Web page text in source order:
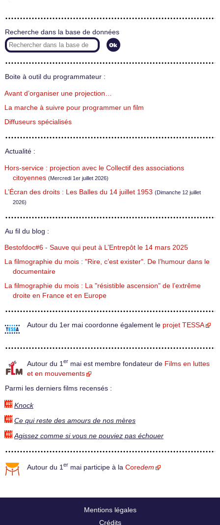
Recherche dans la base de données
Boite à outil du programmateur :
Avant d’organiser une projection…
La marche à suivre pour programmer un film
Diffuseurs spécialisés
Actualité :
Hors-service : projection avec le Collectif des associations
citoyennes (Mercredi 1er juillet 2026)
L’Écran des droits : Les Balles du 14 juillet 1953 (Dimanche 12 juillet
2026)
Au fil du blog :
Bestofdoc#6 - Sauve qui peut à L’Entrepôt le 14 mars 2025
La filmographie du mois : "Rire, c’est exister". De l’humour dans le
documentaire
La filmographie du mois : La "résistible ascension" de l’extrême
droite en France et en Europe
Autour du 1er mai coordonne également le projet TESSA
Autour du 1 er mai est membre fondateur de Films en luttes
et en mouvements
Parmi les derniers films recensés :
Knock
Ce qui reste des amours de nos mères
Agissez comme si vous ne pouviez pas échouer
Autour du 1 er mai participe à la Coredem
Mentions légales
Crédits